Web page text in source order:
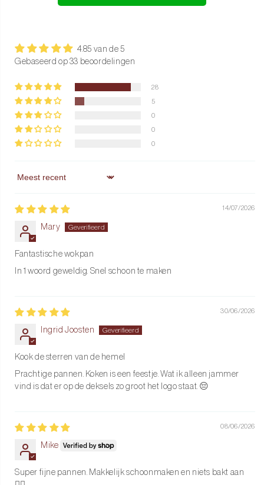
pan die 2,5× langer meegaat dan vergelijkbare modellen.
Duurzaam, stijlvol en betrouwbaar voor jarenlang kookplezier.
Bestel nu en ervaar het zelf!
4.85 van de 5
Gebaseerd op 33 beoordelingen
28
5
0
0
0
Sort by
14/07/2026
Mary
Fantastische wokpan
In 1 woord geweldig. Snel schoon te maken
30/06/2026
Ingrid Joosten
Kook de sterren van de hemel
Prachtige pannen. Koken is een feestje. Wat ik alleen jammer
vind is dat er op de deksels zo groot het logo staat. 😔
08/06/2026
Mike
Super fijne pannen. Makkelijk schoonmaken en niets bakt aan